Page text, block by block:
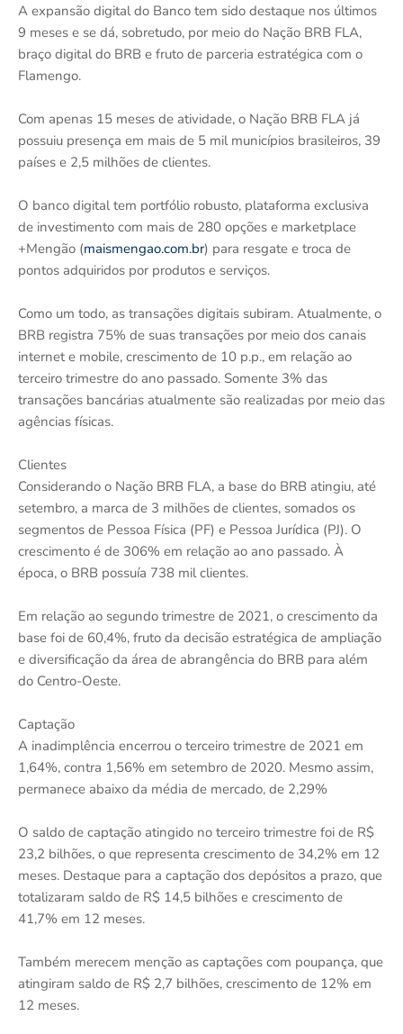
A expansão digital do Banco tem sido destaque nos últimos
9 meses e se dá, sobretudo, por meio do Nação BRB FLA,
braço digital do BRB e fruto de parceria estratégica com o
Flamengo.
Com apenas 15 meses de atividade, o Nação BRB FLA já
possuiu presença em mais de 5 mil municípios brasileiros, 39
países e 2,5 milhões de clientes.
O banco digital tem portfólio robusto, plataforma exclusiva
de investimento com mais de 280 opções e marketplace
+Mengão (maismengao.com.br) para resgate e troca de
pontos adquiridos por produtos e serviços.
Como um todo, as transações digitais subiram. Atualmente, o
BRB registra 75% de suas transações por meio dos canais
internet e mobile, crescimento de 10 p.p., em relação ao
terceiro trimestre do ano passado. Somente 3% das
transações bancárias atualmente são realizadas por meio das
agências físicas.
Clientes
Considerando o Nação BRB FLA, a base do BRB atingiu, até
setembro, a marca de 3 milhões de clientes, somados os
segmentos de Pessoa Física (PF) e Pessoa Jurídica (PJ). O
crescimento é de 306% em relação ao ano passado. À
época, o BRB possuía 738 mil clientes.
Em relação ao segundo trimestre de 2021, o crescimento da
base foi de 60,4%, fruto da decisão estratégica de ampliação
e diversificação da área de abrangência do BRB para além
do Centro-Oeste.
Captação
A inadimplência encerrou o terceiro trimestre de 2021 em
1,64%, contra 1,56% em setembro de 2020. Mesmo assim,
permanece abaixo da média de mercado, de 2,29%
O saldo de captação atingido no terceiro trimestre foi de R$
23,2 bilhões, o que representa crescimento de 34,2% em 12
meses. Destaque para a captação dos depósitos a prazo, que
totalizaram saldo de R$ 14,5 bilhões e crescimento de
41,7% em 12 meses.
Também merecem menção as captações com poupança, que
atingiram saldo de R$ 2,7 bilhões, crescimento de 12% em
12 meses.